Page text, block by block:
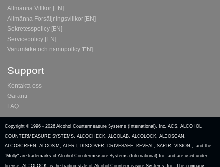
Allmänna Villkor [EN]
Allmänna Försäljningsvillkor [EN]
Sekretesspolicy [EN]
Servicepolicy [EN]
Varumärke och namnpolicy [EN]
Support
Kontakta oss
Garanti
FAQ
Copyright © 1996 - 2026 Alcohol Countermeasure Systems (International), Inc. ACS, ALCOHOL
COUNTERMEASURE SYSTEMS, ALCOCHECK, ALCOLAB, ALCOLOCK, ALCOSCAN,
ALCOSCREEN, ALCOSIM, ALERT, DISCOVER, DRIVESAFE, REVEAL, SAF’IR, VISION,, and the
"Molly" are trademarks of Alcohol Countermeasure Systems (International) Inc. and are used under
license. ALCOLOCK, is the trading style of Alcohol Countermeasure Systems, Inc. The company,